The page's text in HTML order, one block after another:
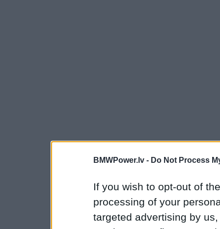
BMWPower.lv - Do Not Process
If you wish to opt-out of
processing of your
targeted advertising by